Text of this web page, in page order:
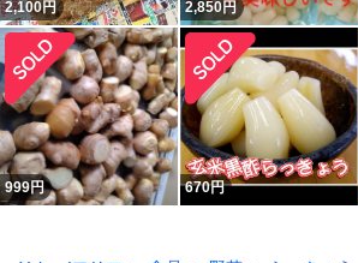
2,100円 2,850円
999円 670円